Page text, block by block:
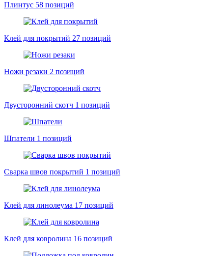
Плинтус 58 позиций
Клей для покрытий 27 позиций
Ножи резаки 2 позиций
Двусторонний скотч 1 позиций
Шпатели 1 позиций
Сварка швов покрытий 1 позиций
Клей для линолеума 17 позиций
Клей для ковролина 16 позиций